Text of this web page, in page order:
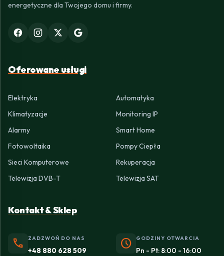
energetyczne dla Twojego domu i firmy.
Oferowane usługi
Elektryka
Automatyka
Klimatyzacje
Monitoring IP
Alarmy
Smart Home
Fotowoltaika
Pompy Ciepła
Sieci Komputerowe
Rekuperacja
Telewizja DVB-T
Telewizja SAT
Kontakt & Sklep
phone ZADZWOŃ DO NAS
+48 880 628 509 schedule GODZINY OTWARCIA
Pn - Pt: 8:00 - 16:00